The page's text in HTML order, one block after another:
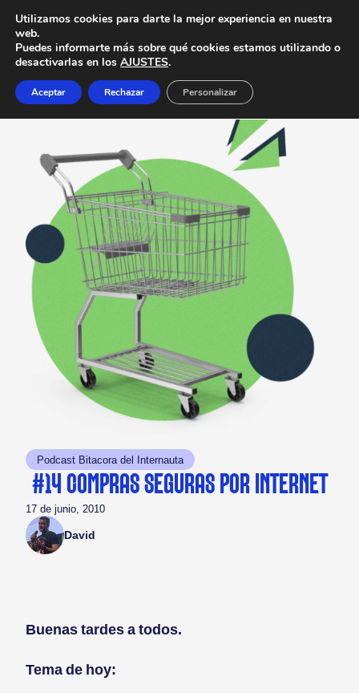
Podcast Bitacora del Internauta
#14 COMPRAS SEGURAS POR INTERNET
17 de junio, 2010
David
Buenas tardes a todos.
Tema de hoy:
Utilizamos cookies para darte la mejor experiencia en nuestra
web.
Puedes informarte más sobre qué cookies estamos utilizando o
desactivarlas en los AJUSTES.
Aceptar Rechazar Personalizar